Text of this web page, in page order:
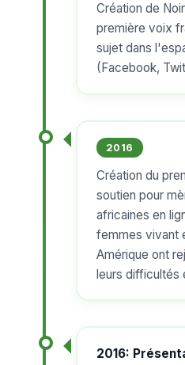
Création de
première voix
sujet dans
(Facebook,
2016
Création du
soutien pour
africaines en
femmes vivant
Amérique ont
leurs difficultés
2016: